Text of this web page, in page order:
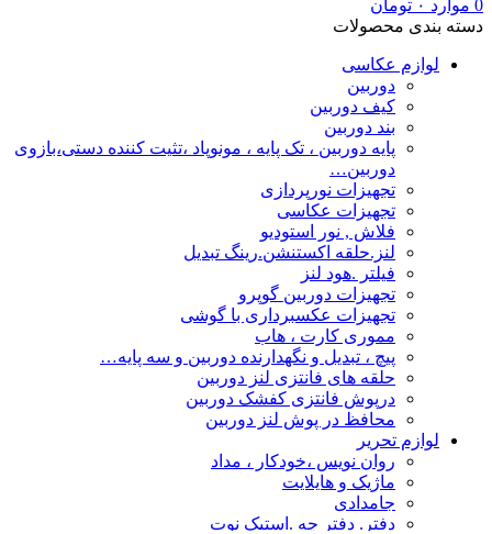
0 موارد ۰ تومان
دسته بندی محصولات
لوازم عکاسی
دوربین
کیف دوربین
بند دوربین
پایه دوربین ، تک پایه ، مونوپاد ،تثیت کننده دستی،بازوی
دوربین…
تجهیزات نورپردازی
تجهیزات عکاسی
فلاش , نور استودیو
لنز.حلقه اکستنشن.رینگ تبدیل
فیلتر .هود لنز
تجهیزات دوربین گوپرو
تجهیزات عکسبرداری با گوشی
مموری کارت ، هاب
پیچ ، تبدیل و نگهدارنده دوربین و سه پایه…
حلقه های فانتزی لنز دوربین
درپوش فانتزی کفشک دوربین
محافظ در پوش لنز دوربین
لوازم تحریر
روان نویس ،خودکار ، مداد
ماژیک و هایلایت
جامدادی
دفتر. دفتر چه .استیک نوت